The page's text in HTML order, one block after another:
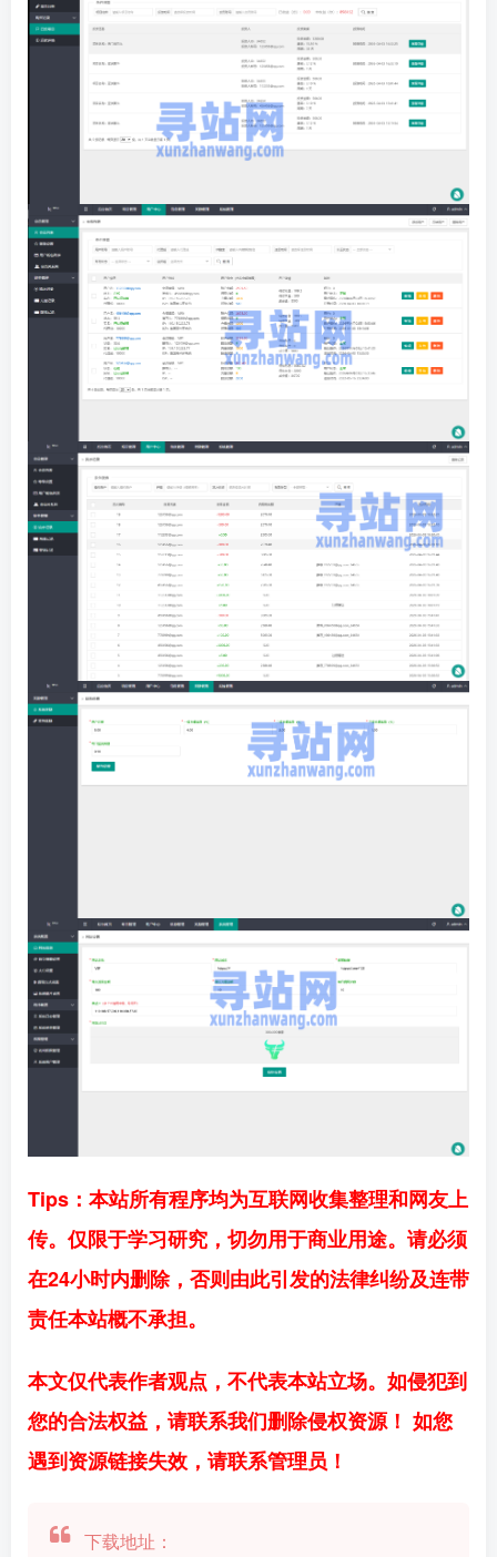
Tips：本站所有程序均为互联网收集整理和网友上
传。仅限于学习研究，切勿用于商业用途。请必须
在24小时内删除，否则由此引发的法律纠纷及连带
责任本站概不承担。
本文仅代表作者观点，不代表本站立场。如侵犯到
您的合法权益，请联系我们删除侵权资源！ 如您
遇到资源链接失效，请联系管理员！
下载地址：